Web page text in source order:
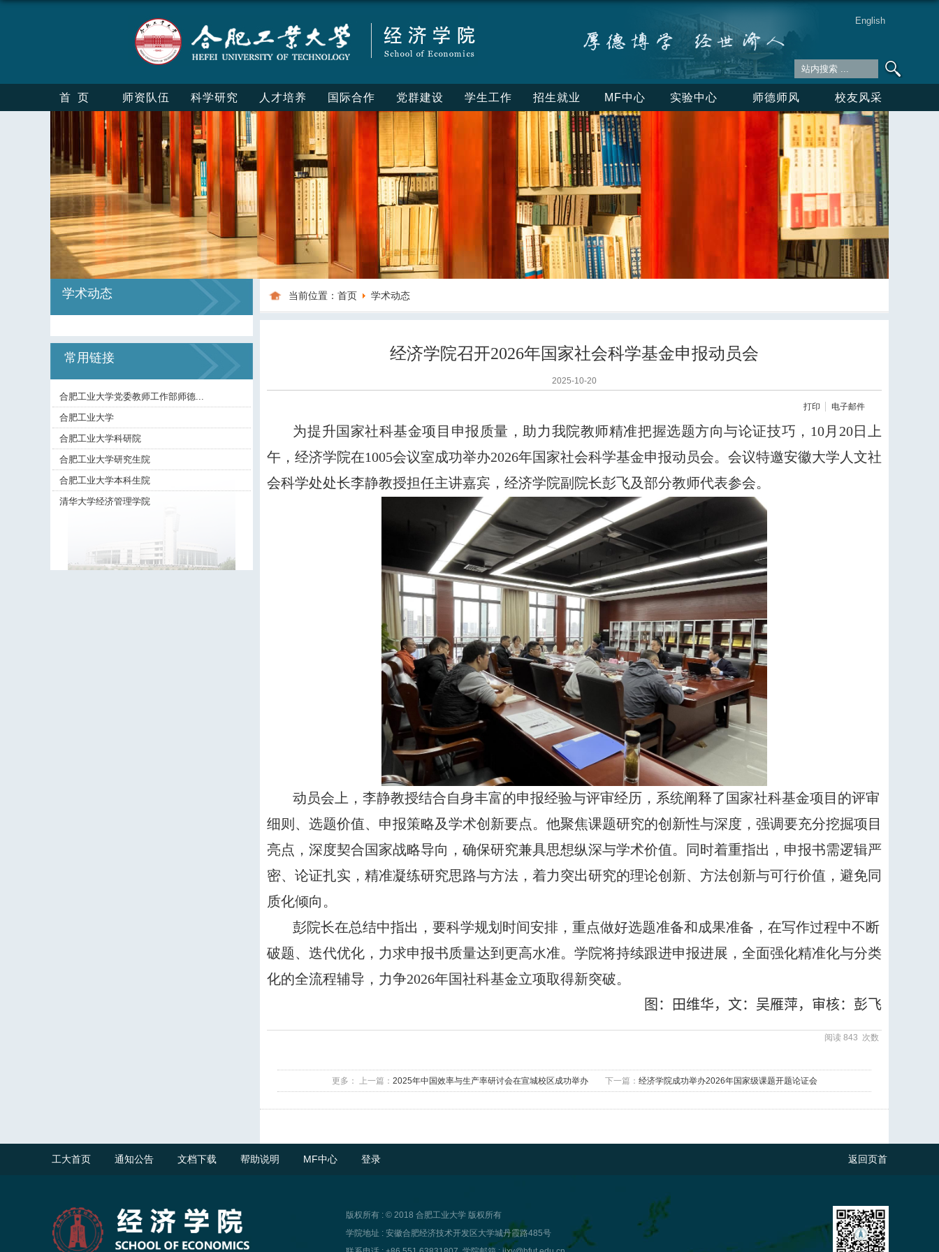
English
首页 师资队伍 科学研究 人才培养 国际合作 党群建设 学生工作 招生就业 MF中心 实验中心 师德师风 校友风采
学术动态
常用链接
合肥工业大学党委教师工作部师德...
合肥工业大学
合肥工业大学科研院
合肥工业大学研究生院
合肥工业大学本科生院
清华大学经济管理学院
当前位置： 首页 学术动态
经济学院召开2026年国家社会科学基金申报动员会
2025-10-20
打印 电子邮件
为提升国家社科基金项目申报质量，助力我院教师精准把握选题方向与论证技巧， 10月 20日上
午，经济学院在1005会议室成功举办2026年国家社会科学基金申报动员会。会议特邀安徽大学人文社
会科学处处长李静教授担任主讲嘉宾，经济学院副院长彭飞及部分教师代表参会。
动员会上，李静教授结合自身丰富的申报经验与评审经历，系统阐释了国家社科基金项目的评审
细则、选题价值、申报策略及学术创新要点。他聚焦课题研究的创新性与深度，强调要充分挖掘项目
亮点，深度契合国家战略导向，确保研究兼具思想纵深与学术价值。同时着重指出，申报书需逻辑严
密、论证扎实，精准凝练研究思路与方法，着力突出研究的理论创新、方法创新与可行价值，避免同
质化倾向。
彭院长在总结中指出，要科学规划时间安排，重点做好选题准备和成果准备，在写作过程中不断
破题、迭代优化，力求申报书质量达到更高水准。学院将持续跟进申报进展，全面强化精准化与分类
化的全流程辅导，力争2026年国社科基金立项取得新突破。
图：田维华，文：吴雁萍，审核：彭飞
阅读 843 次数
更多： 上一篇： 2025年中国效率与生产率研讨会在宣城校区成功举办 下一篇： 经济学院成功举办2026年国家级课题开题论证会
工大首页 通知公告 文档下载 帮助说明 MF中心 登录 返回页首
版权所有 : © 2018 合肥工业大学 版权所有
学院地址 : 安徽合肥经济技术开发区大学城丹霞路485号